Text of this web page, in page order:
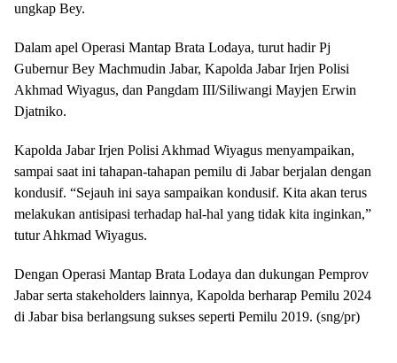
ungkap Bey.
Dalam apel Operasi Mantap Brata Lodaya, turut hadir Pj
Gubernur Bey Machmudin Jabar, Kapolda Jabar Irjen Polisi
Akhmad Wiyagus, dan Pangdam III/Siliwangi Mayjen Erwin
Djatniko.
Kapolda Jabar Irjen Polisi Akhmad Wiyagus menyampaikan,
sampai saat ini tahapan-tahapan pemilu di Jabar berjalan dengan
kondusif. “Sejauh ini saya sampaikan kondusif. Kita akan terus
melakukan antisipasi terhadap hal-hal yang tidak kita inginkan,”
tutur Ahkmad Wiyagus.
Dengan Operasi Mantap Brata Lodaya dan dukungan Pemprov
Jabar serta stakeholders lainnya, Kapolda berharap Pemilu 2024
di Jabar bisa berlangsung sukses seperti Pemilu 2019. (sng/pr)